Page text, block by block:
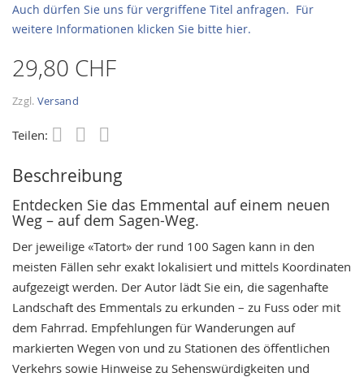
Auch dürfen Sie uns für vergriffene Titel anfragen. Für
weitere Informationen klicken Sie bitte hier.
29,80 CHF
Zzgl. Versand
Teilen:
Beschreibung
Entdecken Sie das Emmental auf einem neuen
Weg – auf dem Sagen-Weg.
Der jeweilige «Tatort» der rund 100 Sagen kann in den
meisten Fällen sehr exakt lokalisiert und mittels Koordinaten
aufgezeigt werden. Der Autor lädt Sie ein, die sagenhafte
Landschaft des Emmentals zu erkunden – zu Fuss oder mit
dem Fahrrad. Empfehlungen für Wanderungen auf
markierten Wegen von und zu Stationen des öffentlichen
Verkehrs sowie Hinweise zu Sehenswürdigkeiten und